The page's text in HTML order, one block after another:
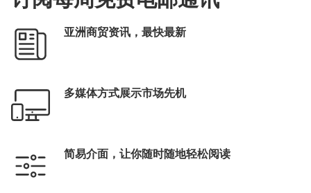
亚洲商贸资讯，最快最新
多媒体方式展示市场先机
简易介面，让你随时随地轻松阅读